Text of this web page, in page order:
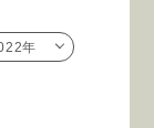
年